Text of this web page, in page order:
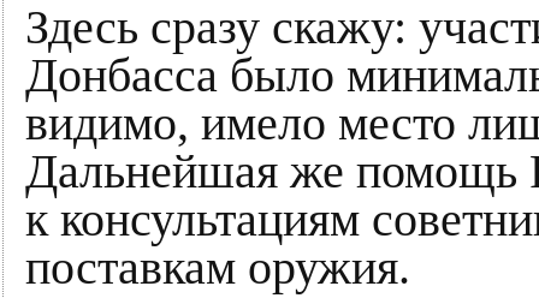
Здесь сразу скажу:
Донбасса было
видимо, имело место
Дальнейшая же помощь
к консультациям
поставкам оружия.